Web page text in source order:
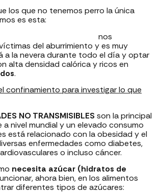
los que no tenemos perro la única
es esta:
nos
del aburrimiento y es muy
a la nevera durante todo el día y optar
alta densidad calórica y ricos en
.
confinamiento para investigar lo que
NO TRANSMISIBLES son la principal
nivel mundial y un elevado consumo
está relacionado con la obesidad y el
enfermedades como diabetes,
o incluso cáncer.
necesita azúcar (hidratos de
ahora bien, en los alimentos
diferentes tipos de azúcares: